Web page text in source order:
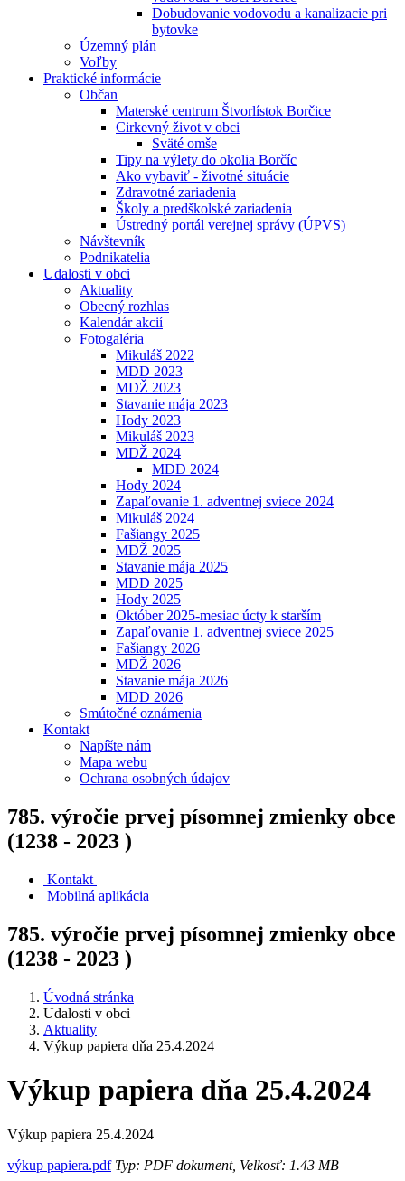
Dobudovanie vodovodu a kanalizacie pri
bytovke
Územný plán
Voľby
Praktické informácie
Občan
Materské centrum Štvorlístok Borčice
Cirkevný život v obci
Sväté omše
Tipy na výlety do okolia Borčíc
Ako vybaviť - životné situácie
Zdravotné zariadenia
Školy a predškolské zariadenia
Ústredný portál verejnej správy (ÚPVS)
Návštevník
Podnikatelia
Udalosti v obci
Aktuality
Obecný rozhlas
Kalendár akcií
Fotogaléria
Mikuláš 2022
MDD 2023
MDŽ 2023
Stavanie mája 2023
Hody 2023
Mikuláš 2023
MDŽ 2024
MDD 2024
Hody 2024
Zapaľovanie 1. adventnej sviece 2024
Mikuláš 2024
Fašiangy 2025
MDŽ 2025
Stavanie mája 2025
MDD 2025
Hody 2025
Október 2025-mesiac úcty k starším
Zapaľovanie 1. adventnej sviece 2025
Fašiangy 2026
MDŽ 2026
Stavanie mája 2026
MDD 2026
Smútočné oznámenia
Kontakt
Napíšte nám
Mapa webu
Ochrana osobných údajov
785. výročie prvej písomnej zmienky obce
(1238 - 2023 )
Kontakt
Mobilná aplikácia
785. výročie prvej písomnej zmienky obce
(1238 - 2023 )
Úvodná stránka
Udalosti v obci
Aktuality
Výkup papiera dňa 25.4.2024
Výkup papiera dňa 25.4.2024
Výkup papiera 25.4.2024
výkup papiera.pdfTyp: PDF dokument, Velkosť: 1.43 MB